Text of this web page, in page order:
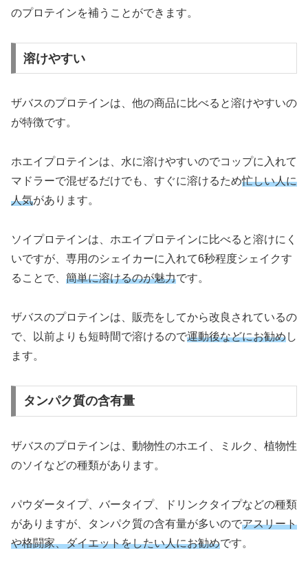
のプロテインを補うことができます。
溶けやすい
ザバスのプロテインは、他の商品に比べると溶けやすいの
が特徴です。
ホエイプロテインは、水に溶けやすいのでコップに入れて
マドラーで混ぜるだけでも、すぐに溶けるため忙しい人に
人気があります。
ソイプロテインは、ホエイプロテインに比べると溶けにく
いですが、専用のシェイカーに入れて6秒程度シェイクす
ることで、 簡単に溶けるのが魅力です。
ザバスのプロテインは、販売をしてから改良されているの
で、以前よりも短時間で溶けるので運動後などにお勧めし
ます。
タンパク質の含有量
ザバスのプロテインは、動物性のホエイ、ミルク、植物性
のソイなどの種類があります。
パウダータイプ、バータイプ、ドリンクタイプなどの種類
がありますが、タンパク質の含有量が多いのでアスリート
や格闘家、ダイエットをしたい人にお勧めです。